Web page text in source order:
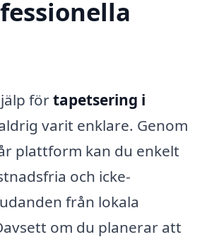
förtapetsering i
varit enklare. Genom
plattform kan du enkelt
och icke-
från lokala
om du planerar att